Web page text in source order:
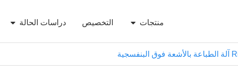
منتجات التخصيص دراسات الحالة